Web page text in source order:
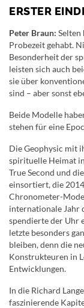
ERSTER
Peter Braun: Selten
Probezeit gehabt.
Besonderheit der
leisten sich auch
sie über
sind – aber sonst
Beide Modelle
stehen für eine
Die Geophysic mit
spirituelle Heimat
True Second und
einsortiert, die
Chronometer-
internationale Jahr
spendierte der Uhr
letzte besonders
bleiben, denn die
Konstrukteuren in
Entwicklungen.
In die Richard
faszinierende